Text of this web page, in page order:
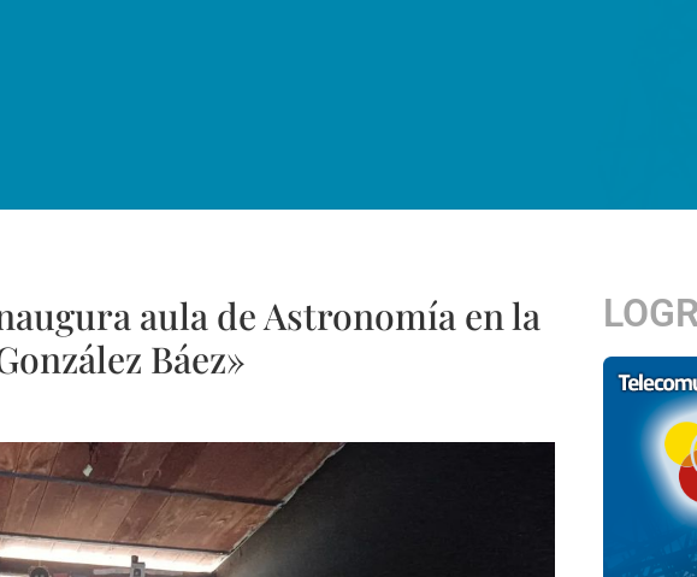
aula de Astronomía en la
Báez»